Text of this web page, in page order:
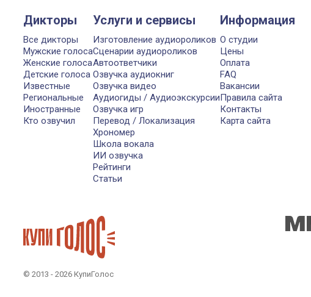
Дикторы
Все дикторы
Мужские голоса
Женские голоса
Детские голоса
Известные
Региональные
Иностранные
Кто озвучил
Услуги и сервисы
Изготовление аудиороликов
Сценарии аудиороликов
Автоответчики
Озвучка аудиокниг
Озвучка видео
Аудиогиды / Аудиоэкскурсии
Озвучка игр
Перевод / Локализация
Хрономер
Школа вокала
ИИ озвучка
Рейтинги
Статьи
Информация
О студии
Цены
Оплата
FAQ
Вакансии
Правила сайта
Контакты
Карта сайта
© 2013 - 2026 КупиГолос